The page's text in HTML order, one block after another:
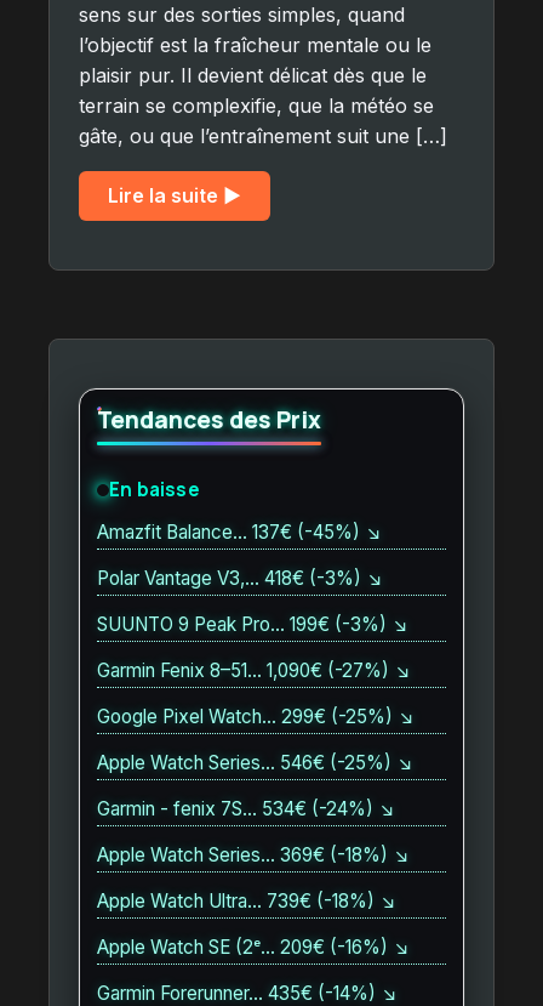
sens sur des sorties simples, quand
l’objectif est la fraîcheur mentale ou le
plaisir pur. Il devient délicat dès que le
terrain se complexifie, que la météo se
gâte, ou que l’entraînement suit une […]
Lire la suite ▶︎
Tendances des Prix
En baisse
Amazfit Balance… 137€ (-45%) ↘
Polar Vantage V3,… 418€ (-3%) ↘
SUUNTO 9 Peak Pro… 199€ (-3%) ↘
Garmin Fenix 8–51… 1,090€ (-27%) ↘
Google Pixel Watch… 299€ (-25%) ↘
Apple Watch Series… 546€ (-25%) ↘
Garmin - fenix 7S… 534€ (-24%) ↘
Apple Watch Series… 369€ (-18%) ↘
Apple Watch Ultra… 739€ (-18%) ↘
Apple Watch SE (2ᵉ… 209€ (-16%) ↘
Garmin Forerunner… 435€ (-14%) ↘